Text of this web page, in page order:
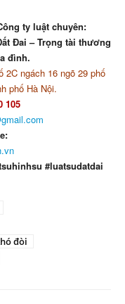
ty luật chuyên:
Đai – Trọng tài thương
đình.
2C ngách 16 ngõ 29 phố
phố Hà Nội.
105
#luatsudatdai
đòi